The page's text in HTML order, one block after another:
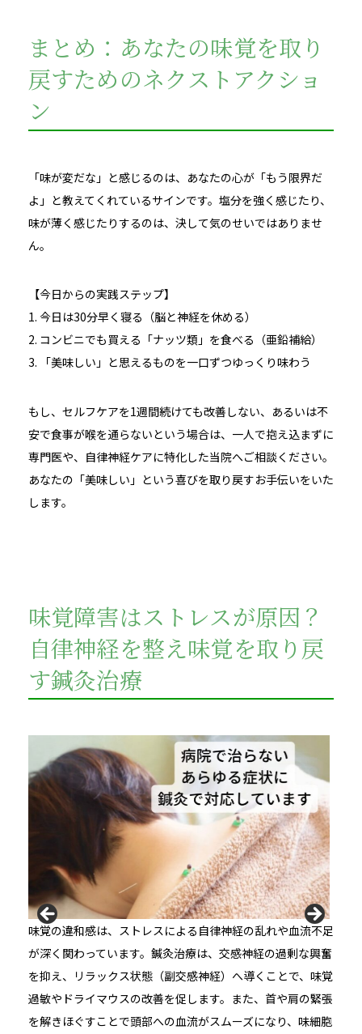
まとめ：あなたの味覚を取り
戻すためのネクストアクショ
ン
「味が変だな」と感じるのは、あなたの心が「もう限界だ
よ」と教えてくれているサインです。塩分を強く感じたり、
味が薄く感じたりするのは、決して気のせいではありませ
ん。
【今日からの実践ステップ】
1. 今日は30分早く寝る（脳と神経を休める）
2. コンビニでも買える「ナッツ類」を食べる（亜鉛補給）
3. 「美味しい」と思えるものを一口ずつゆっくり味わう
もし、セルフケアを1週間続けても改善しない、あるいは不
安で食事が喉を通らないという場合は、一人で抱え込まずに
専門医や、自律神経ケアに特化した当院へご相談ください。
あなたの「美味しい」という喜びを取り戻すお手伝いをいた
します。
味覚障害はストレスが原因？
自律神経を整え味覚を取り戻
す鍼灸治療
味覚の違和感は、ストレスによる自律神経の乱れや血流不足
が深く関わっています。鍼灸治療は、交感神経の過剰な興奮
を抑え、リラックス状態（副交感神経）へ導くことで、味覚
過敏やドライマウスの改善を促します。また、首や肩の緊張
を解きほぐすことで頭部への血流がスムーズになり、味細胞